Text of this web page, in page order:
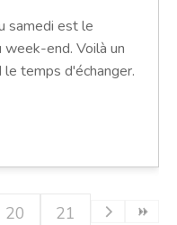
samedi est le
end. Voilà un
temps d'échanger.
20 21